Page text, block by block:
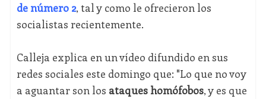
de número 2, tal y como le ofrecieron los
socialistas recientemente.
Calleja explica en un vídeo difundido en sus
redes sociales este domingo que: "Lo que no voy
a aguantar son los ataques homófobos, y es que